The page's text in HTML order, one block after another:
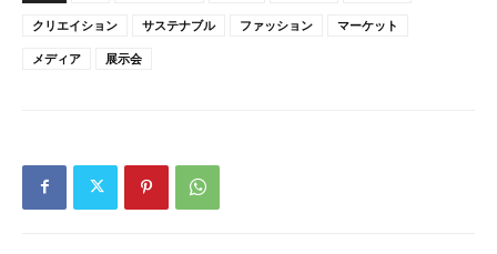
クリエイション
サステナブル ファッション
マーケット
メディア
展示会